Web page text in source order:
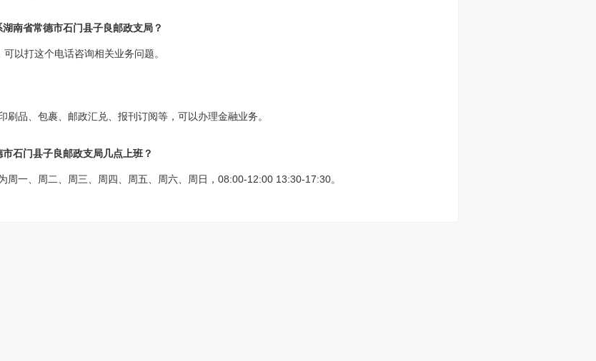
南省常德市石门县子良邮政支局？
以打这个电话咨询相关业务问题。
品、包裹、邮政汇兑、报刊订阅等，可以办理金融业务。
石门县子良邮政支局几点上班？
周一、周二、周三、周四、周五、周六、周日，08:00-12:00 13:30-17:30。